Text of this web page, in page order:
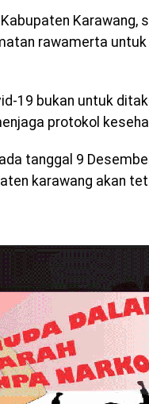
Karawang,
rawamerta
19 bukan untuk
protokol
tanggal 9
karawang akan